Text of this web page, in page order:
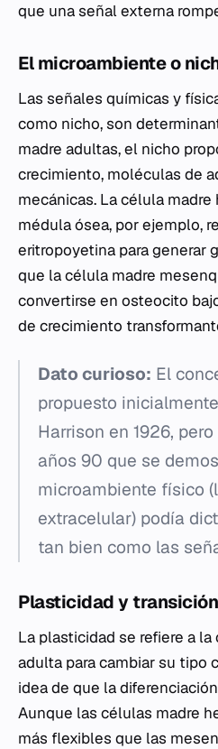
que una señal externa
El microambiente o
Las señales químicas y
como nicho, son
madre adultas, el nicho
crecimiento, moléculas de
mecánicas. La célula
médula ósea, por ejemplo,
eritropoyetina para generar
que la célula madre
convertirse en osteocito
de crecimiento
Dato curioso: El
propuesto
Harrison en 1926,
años 90 que se
microambiente físico
extracelular) podía
tan bien como las
Plasticidad y
La plasticidad se refiere a
adulta para cambiar su tipo
idea de que la
Aunque las células madre
más flexibles que las